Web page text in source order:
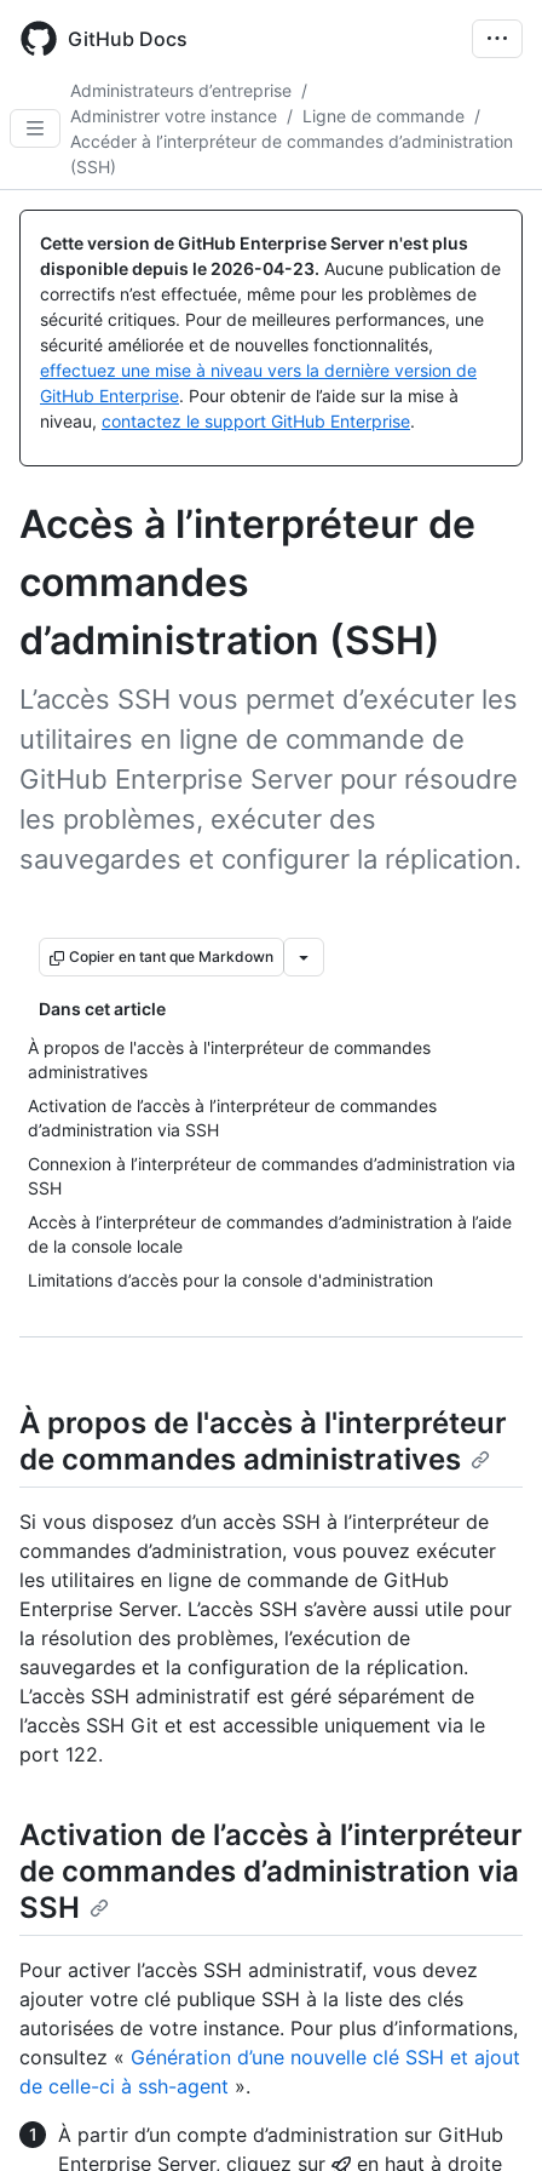
main
GitHub Docs
Administrateurs d’entreprise /
Administrer votre instance / Ligne de commande /
Accéder à l’interpréteur de commandes d’administration
(SSH)
Cette version de GitHub Enterprise Server n'est plus
disponible depuis le 2026-04-23. Aucune publication de
correctifs n’est effectuée, même pour les problèmes de
sécurité critiques. Pour de meilleures performances, une
sécurité améliorée et de nouvelles fonctionnalités,
effectuez une mise à niveau vers la dernière version de
GitHub Enterprise. Pour obtenir de l’aide sur la mise à
niveau, contactez le support GitHub Enterprise.
Accès à l’interpréteur de
commandes
d’administration (SSH)
L’accès SSH vous permet d’exécuter les
utilitaires en ligne de commande de
GitHub Enterprise Server pour résoudre
les problèmes, exécuter des
sauvegardes et configurer la réplication.
Copier en tant que Markdown
Dans cet article
À propos de l'accès à l'interpréteur de commandes
administratives
Activation de l’accès à l’interpréteur de commandes
d’administration via SSH
Connexion à l’interpréteur de commandes d’administration via
SSH
Accès à l’interpréteur de commandes d’administration à l’aide
de la console locale
Limitations d’accès pour la console d'administration
À propos de l'accès à l'interpréteur
de commandes administratives
Si vous disposez d’un accès SSH à l’interpréteur de
commandes d’administration, vous pouvez exécuter
les utilitaires en ligne de commande de GitHub
Enterprise Server. L’accès SSH s’avère aussi utile pour
la résolution des problèmes, l’exécution de
sauvegardes et la configuration de la réplication.
L’accès SSH administratif est géré séparément de
l’accès SSH Git et est accessible uniquement via le
port 122.
Activation de l’accès à l’interpréteur
de commandes d’administration via
SSH
Pour activer l’accès SSH administratif, vous devez
ajouter votre clé publique SSH à la liste des clés
autorisées de votre instance. Pour plus d’informations,
consultez « Génération d’une nouvelle clé SSH et ajout
de celle-ci à ssh-agent ».
À partir d’un compte d’administration sur GitHub
Enterprise Server, cliquez sur
en haut à droite